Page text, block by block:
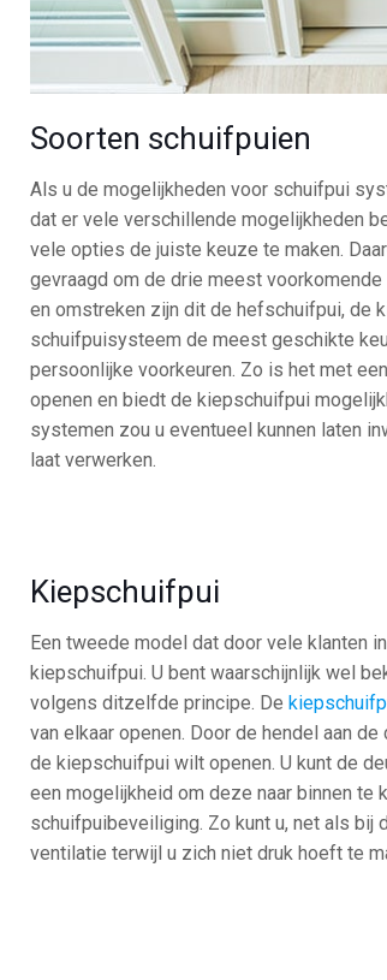
Soorten schuifpuien
Als u de mogelijkheden voor schuifpui
dat er vele verschillende mogelijkheden
vele opties de juiste keuze te maken.
gevraagd om de drie meest
en omstreken zijn dit de hefschuifpui, de
schuifpuisysteem de meest geschikte
persoonlijke voorkeuren. Zo is het met
openen en biedt de kiepschuifpui
systemen zou u eventueel kunnen laten
laat verwerken.
Kiepschuifpui
Een tweede model dat door vele klanten
kiepschuifpui. U bent waarschijnlijk wel
volgens ditzelfde principe. De
van elkaar openen. Door de hendel aan
de kiepschuifpui wilt openen. U kunt de
een mogelijkheid om deze naar binnen
schuifpuibeveiliging. Zo kunt u, net als bij
ventilatie terwijl u zich niet druk hoeft te